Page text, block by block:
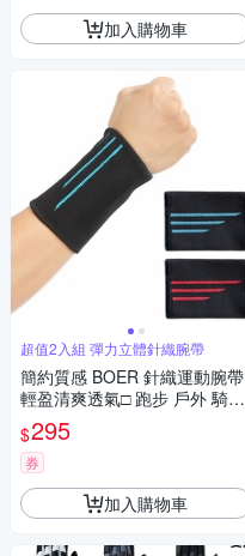
加入購物車
超值2入組 彈力立體針織腕帶
簡約質感 BOER 針織運動腕帶
輕盈清爽透氣□ 跑步 戶外 騎車
健身 運動 保護 腕帶 擦汗吸汗
親膚好配戴 穿戴舒適 手腕巾□
超值2入組!!
$295
券
加入購物車